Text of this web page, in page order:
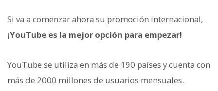
Si va a comenzar ahora su promoción internacional,
¡YouTube es la mejor opción para empezar!
YouTube se utiliza en más de 190 países y cuenta con
más de 2000 millones de usuarios mensuales.